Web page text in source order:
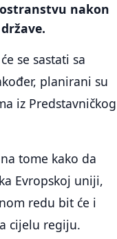
nakon
se sastati sa
planirani su
iz Predstavničkog
tome kako da
Evropskoj uniji,
redu bit će i
cijelu regiju.